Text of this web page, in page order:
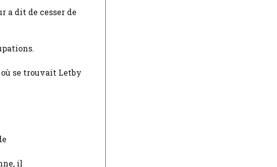
a dit de cesser de
se trouvait Letby
il